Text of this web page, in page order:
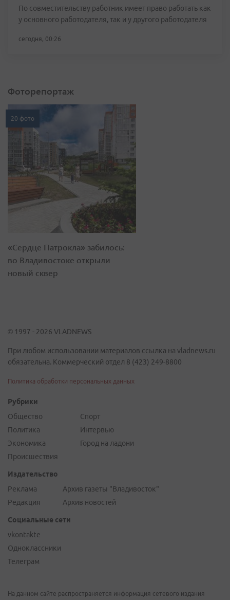
По совместительству работник имеет право работать как
у основного работодателя, так и у другого работодателя
сегодня, 00:26
Фоторепортаж
20 фото
«Сердце Патрокла» забилось:
во Владивостоке открыли
новый сквер
© 1997 - 2026 VLADNEWS
При любом использовании материалов ссылка на vladnews.ru
обязательна. Коммерческий отдел 8 (423) 249-8800
Политика обработки персональных данных
Рубрики
Общество
Политика
Экономика
Происшествия
Спорт
Интервью
Город на ладони
Издательство
Реклама
Редакция
Архив газеты "Владивосток"
Архив новостей
Социальные сети
vkontakte
Одноклассники
Телеграм
На данном сайте распространяется информация сетевого издания